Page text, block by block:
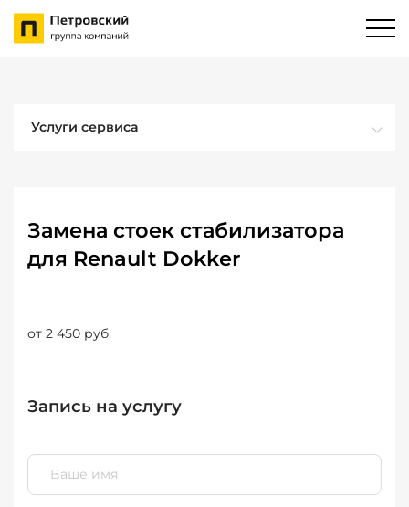
Услуги сервиса
Замена стоек стабилизатора
для Renault Dokker
от 2 450 руб.
Запись на услугу